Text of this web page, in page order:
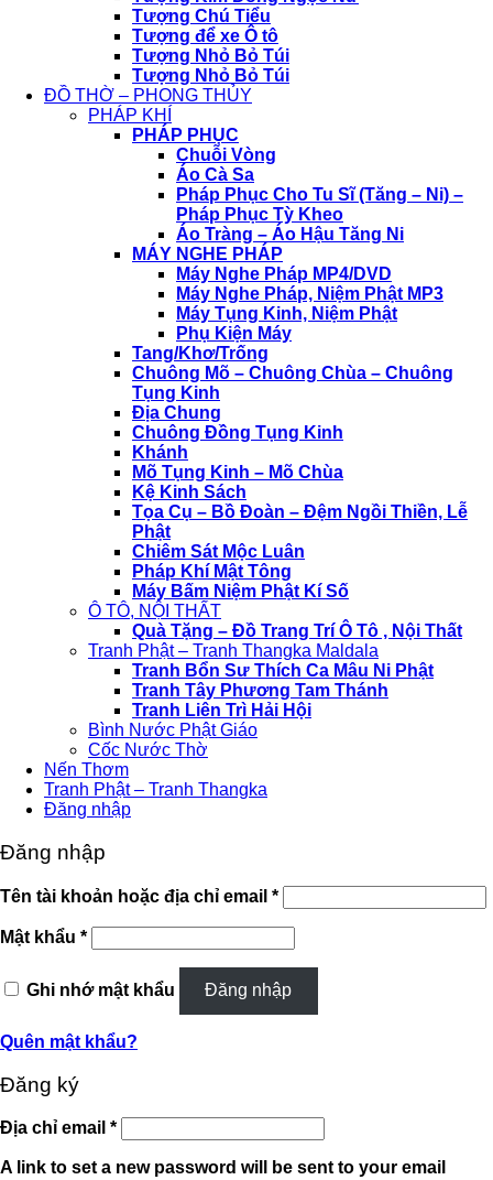
Tượng Chú Tiểu
Tượng để xe Ô tô
Tượng Nhỏ Bỏ Túi
Tượng Nhỏ Bỏ Túi
ĐỒ THỜ – PHONG THỦY
PHÁP KHÍ
PHÁP PHỤC
Chuỗi Vòng
Áo Cà Sa
Pháp Phục Cho Tu Sĩ (Tăng – Ni) –
Pháp Phục Tỳ Kheo
Áo Tràng – Áo Hậu Tăng Ni
MÁY NGHE PHÁP
Máy Nghe Pháp MP4/DVD
Máy Nghe Pháp, Niệm Phật MP3
Máy Tụng Kinh, Niệm Phật
Phụ Kiện Máy
Tang/Khơ/Trống
Chuông Mõ – Chuông Chùa – Chuông
Tụng Kinh
Địa Chung
Chuông Đồng Tụng Kinh
Khánh
Mõ Tụng Kinh – Mõ Chùa
Kệ Kinh Sách
Tọa Cụ – Bồ Đoàn – Đệm Ngồi Thiền, Lễ
Phật
Chiêm Sát Mộc Luân
Pháp Khí Mật Tông
Máy Bấm Niệm Phật Kí Số
Ô TÔ, NỘI THẤT
Quà Tặng – Đồ Trang Trí Ô Tô , Nội Thất
Tranh Phật – Tranh Thangka Maldala
Tranh Bổn Sư Thích Ca Mâu Ni Phật
Tranh Tây Phương Tam Thánh
Tranh Liên Trì Hải Hội
Bình Nước Phật Giáo
Cốc Nước Thờ
Nến Thơm
Tranh Phật – Tranh Thangka
Đăng nhập
Đăng nhập
Tên tài khoản hoặc địa chỉ email *Bắt
buộc
Mật khẩu *Bắt
buộc
Ghi nhớ mật khẩu
Đăng nhập
Quên mật khẩu?
Đăng ký
Địa chỉ email *Bắt
buộc
A link to set a new password will be sent to your email